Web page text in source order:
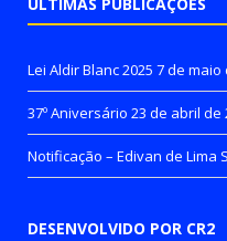
ÚLTIMAS PUBLICAÇÕES
Lei Aldir Blanc 2025 7 de maio
37º Aniversário 23 de abril de
Notificação – Edivan de Lima
DESENVOLVIDO POR CR2